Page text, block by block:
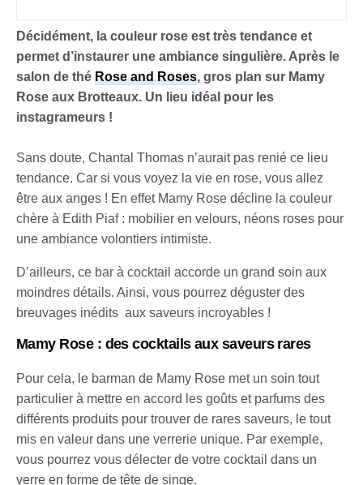
Décidément, la couleur rose est très tendance et
permet d’instaurer une ambiance singulière. Après le
salon de théRose and Roses, gros plan sur Mamy
Rose aux Brotteaux. Un lieu idéal pour les
instagrameurs !
Sans doute, Chantal Thomas n’aurait pas renié ce lieu
tendance. Car si vous voyez la vie en rose, vous allez
être aux anges ! En effet Mamy Rose décline la couleur
chère à Edith Piaf : mobilier en velours, néons roses pour
une ambiance volontiers intimiste.
D’ailleurs, ce bar à cocktail accorde un grand soin aux
moindres détails. Ainsi, vous pourrez déguster des
breuvages inédits aux saveurs incroyables !
Mamy Rose : des cocktails aux saveurs rares
Pour cela, le barman de Mamy Rose met un soin tout
particulier à mettre en accord les goûts et parfums des
différents produits pour trouver de rares saveurs, le tout
mis en valeur dans une verrerie unique. Par exemple,
vous pourrez vous délecter de votre cocktail dans un
verre en forme de tête de singe.